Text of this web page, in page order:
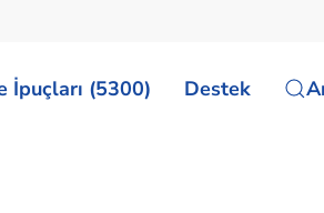
İpuçları (5300) Destek